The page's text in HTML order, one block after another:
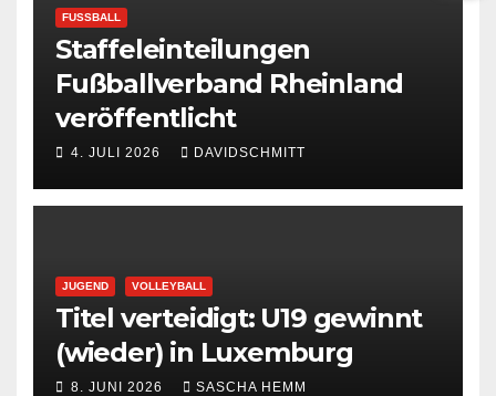
FUSSBALL
Staffeleinteilungen
Fußballverband Rheinland
veröffentlicht
4. JULI 2026 DAVIDSCHMITT
JUGEND VOLLEYBALL
Titel verteidigt: U19 gewinnt
(wieder) in Luxemburg
8. JUNI 2026 SASCHA HEMM